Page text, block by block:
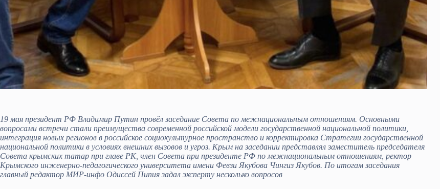
19 мая президент РФ Владимир Путин провёл заседание Совета по межнациональным отношениям. Основными
вопросами встречи стали преимущества современной российской модели государственной национальной политики,
интеграция новых регионов в российское социокультурное пространство и корректировка Стратегии государственной
национальной политики в условиях внешних вызовов и угроз. Крым на заседании представлял заместитель председателя
Совета крымских татар при главе РК, член Совета при президенте РФ по межнациональным отношениям, ректор
Крымского инженерно-педагогического университета имени Февзи Якубова Чингиз Якубов. По итогам заседания
главный редактор МИР-инфо Одиссей Пипия задал эксперту несколько вопросов